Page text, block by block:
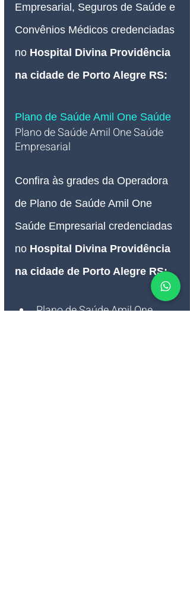
Empresarial, Seguros de Saúde e
Convênios Médicos credenciadas
no Hospital Divina Providência
na cidade de Porto Alegre RS:
Plano de Saúde Amil One Saúde
Plano de Saúde Amil One Saúde
Empresarial
Confira às grades da Operadora
de Plano de Saúde Amil One
Saúde Empresarial credenciadas
no Hospital Divina Providência
na cidade de Porto Alegre RS:
Plano de Saúde Amil One